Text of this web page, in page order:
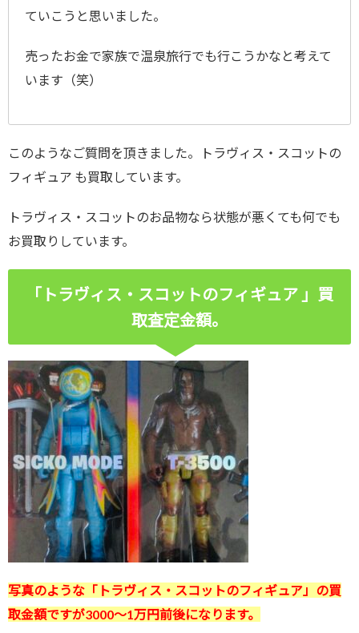
ていこうと思いました。
売ったお金で家族で温泉旅行でも行こうかなと考えて
います（笑）
このようなご質問を頂きました。トラヴィス・スコットの
フィギュア も買取しています。
トラヴィス・スコットのお品物なら状態が悪くても何でも
お買取りしています。
「トラヴィス・スコットのフィギュア 」買
取査定金額。
写真のような 「トラヴィス・スコットのフィギュア 」 の買
取金額ですが3000～1万円前後になります。